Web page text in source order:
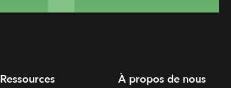
Ressources À propos de nous